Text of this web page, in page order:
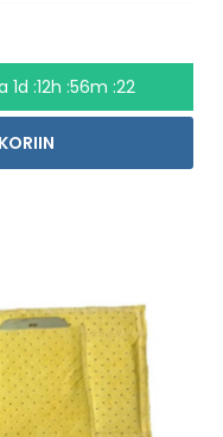
1d :12h :56m :21